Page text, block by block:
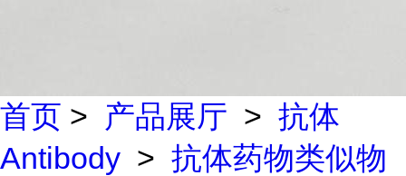
首页 > 产品展厅 > 抗体
Antibody > 抗体药物类似物